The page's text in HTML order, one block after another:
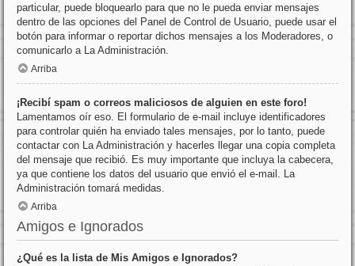
particular, puede bloquearlo para que no le pueda enviar mensajes
dentro de las opciones del Panel de Control de Usuario, puede usar el
botón para informar o reportar dichos mensajes a los Moderadores, o
comunicarlo a La Administración.
Arriba
¡Recibí spam o correos maliciosos de alguien en este foro!
Lamentamos oír eso. El formulario de e-mail incluye identificadores
para controlar quién ha enviado tales mensajes, por lo tanto, puede
contactar con La Administración y hacerles llegar una copia completa
del mensaje que recibió. Es muy importante que incluya la cabecera,
ya que contiene los datos del usuario que envió el e-mail. La
Administración tomará medidas.
Arriba
Amigos e Ignorados
¿Qué es la lista de Mis Amigos e Ignorados?